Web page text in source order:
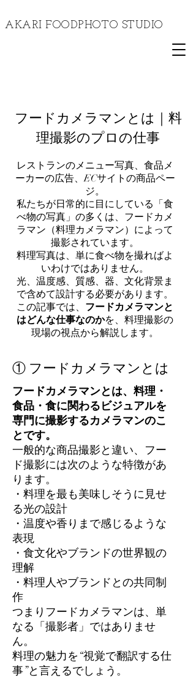
​AKARI FOODPHOTO STUDIO
フードカメラマンとは｜料
理撮影のプロの仕事
レストランのメニュー写真、食品メ
ーカーの広告、ECサイトの商品ペー
ジ。
私たちが日常的に目にしている「食
べ物の写真」の多くは、フードカメ
ラマン（料理カメラマン）によって
撮影されています。
料理写真は、単に食べ物を撮ればよ
いわけではありません。
光、温度感、質感、器、文化背景ま
で含めて設計する必要があります。
この記事では、 フードカメラマンと
はどんな仕事なのかを、料理撮影の
現場の視点から解説します。
① フードカメラマンとは
フードカメラマンとは、料理・
食品・食に関わるビジュアルを
専門に撮影するカメラマンのこ
とです。
一般的な商品撮影と違い、フー
ド撮影には次のような特徴があ
ります。
・料理を最も美味しそうに見せ
る光の設計
・温度や香りまで感じるような
表現
・食文化やブランドの世界観の
理解
・料理人やブランドとの共同制
作
つまりフードカメラマンは、単
なる「撮影者」ではありませ
ん。
料理の魅力を“視覚で翻訳する仕
事”と言えるでしょう。